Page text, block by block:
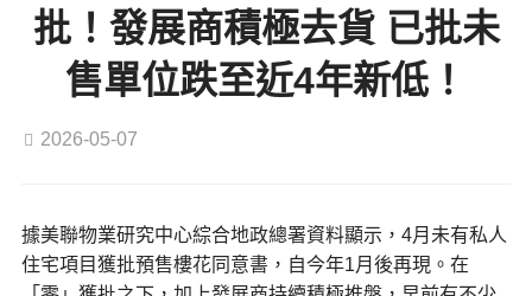
批！發展商積極去貨 已批未
售單位跌至近4年新低！
2026-05-07
據美聯物業研究中心綜合地政總署資料顯示，4月未有私人
住宅項目獲批預售樓花同意書，自今年1月後再現。在